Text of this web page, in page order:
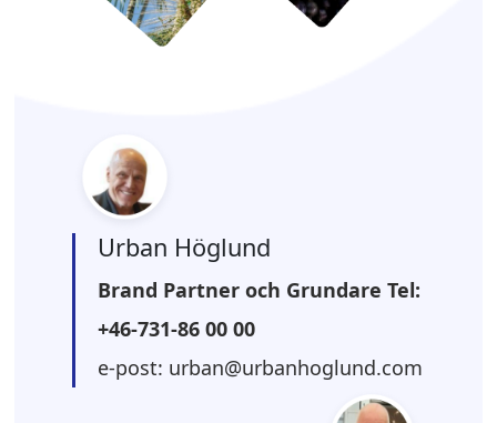
Urban Höglund
Brand Partner och Grundare Tel:
+46-731-86 00 00
e-post: urban@urbanhoglund.com